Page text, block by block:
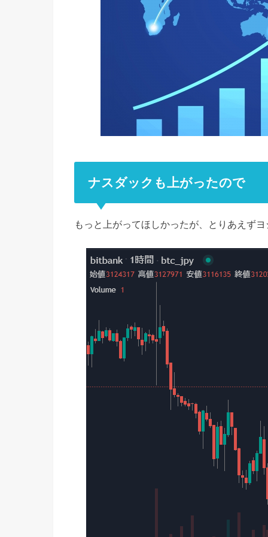
ナスダックも上がったので
もっと上がってほしかったが、とりあえずヨ